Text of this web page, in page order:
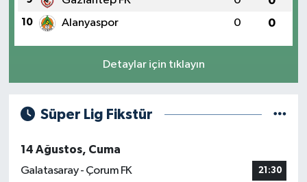
10 Alanyaspor 0 0
Detaylar için tıklayın
Süper Lig Fikstür
14 Ağustos, Cuma
Galatasaray - Çorum FK
21:30